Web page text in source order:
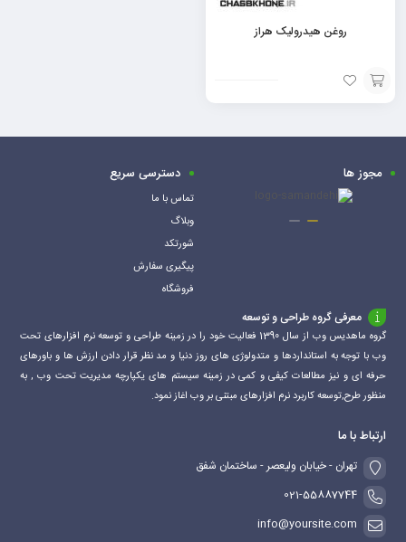
روغن هیدرولیک هراز
افزودن
به
مجوز ها دسترسی سریع
تماس با ما
وبلاگ
شورتکد
پیگیری سفارش
فروشگاه
معرفی گروه طراحی و توسعه
گروه ماهدیس وب از سال 1390 فعالیت خود را در زمینه طراحی و توسعه نرم افزارهای تحت
وب با توجه به استانداردها و متدولوژی های روز دنیا و مد نظر قرار دادن ارزش ها و باورهای
حرفه ای و نیز مطالعات کیفی و کمی در زمینه سیستم های یکپارچه مدیریت تحت وب , به
منظور طرح,توسعه کاربرد نرم افزارهای مبتنی بر وب اغاز نمود.
ارتباط با ما
تهران - خیابان ولیعصر - ساختمان شفق
021-55887744
info@yoursite.com